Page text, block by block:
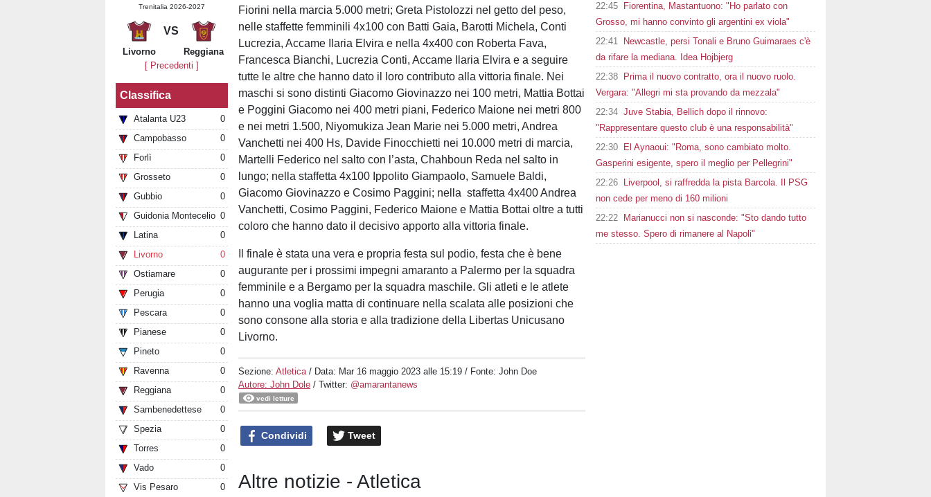
Trenitalia 2026-2027
VS
Livorno
Reggiana
[ Precedenti ]
Classifica
Atalanta U23
0
Campobasso
0
Forlì
0
Grosseto
0
Gubbio
0
Guidonia Montecelio 0
Latina
0
Livorno
0
Ostiamare
0
Perugia
0
Pescara
0
Pianese
0
Pineto
0
Ravenna
0
Reggiana
0
Sambenedettese
0
Spezia
0
Torres
0
Vado
0
Vis Pesaro
0
Fiorini nella marcia 5.000 metri; Greta Pistolozzi nel getto del peso,
nelle staffette femminili 4x100 con Batti Gaia, Barotti Michela, Conti
Lucrezia, Accame Ilaria Elvira e nella 4x400 con Roberta Fava,
Francesca Bianchi, Lucrezia Conti, Accame Ilaria Elvira e a seguire
tutte le altre che hanno dato il loro contributo alla vittoria finale. Nei
maschi si sono distinti Giacomo Giovinazzo nei 100 metri, Mattia Bottai
e Poggini Giacomo nei 400 metri piani, Federico Maione nei metri 800
e nei metri 1.500, Niyomukiza Jean Marie nei 5.000 metri, Andrea
Vanchetti nei 400 Hs, Davide Finocchietti nei 10.000 metri di marcia,
Martelli Federico nel salto con l’asta, Chahboun Reda nel salto in
lungo; nella staffetta 4x100 Ippolito Giampaolo, Samuele Baldi,
Giacomo Giovinazzo e Cosimo Paggini; nella staffetta 4x400 Andrea
Vanchetti, Cosimo Paggini, Federico Maione e Mattia Bottai oltre a tutti
coloro che hanno dato il decisivo apporto alla vittoria finale.
Il finale è stata una vera e propria festa sul podio, festa che è bene
augurante per i prossimi impegni amaranto a Palermo per la squadra
femminile e a Bergamo per la squadra maschile. Gli atleti e le atlete
hanno una voglia matta di continuare nella scalata alle posizioni che
sono consone alla storia e alla tradizione della Libertas Unicusano
Livorno.
Sezione:Atletica / Data: Mar 16 maggio 2023 alle 15:19 / Fonte: John Doe
Autore: John Dole / Twitter: @amarantanews
vedi letture
Condividi Tweet
Altre notizie - Atletica
22:45
Fiorentina, Mastantuono: "Ho parlato con
Grosso, mi hanno convinto gli argentini ex viola"
22:41
Newcastle, persi Tonali e Bruno Guimaraes c'è
da rifare la mediana. Idea Hojbjerg
22:38
Prima il nuovo contratto, ora il nuovo ruolo.
Vergara: "Allegri mi sta provando da mezzala"
22:34 Juve Stabia, Bellich dopo il rinnovo:
"Rappresentare questo club è una responsabilità"
22:30
El Aynaoui: "Roma, sono cambiato molto.
Gasperini esigente, spero il meglio per Pellegrini"
22:26
Liverpool, si raffredda la pista Barcola. Il PSG
non cede per meno di 160 milioni
22:22
Marianucci non si nasconde: "Sto dando tutto
me stesso. Spero di rimanere al Napoli"